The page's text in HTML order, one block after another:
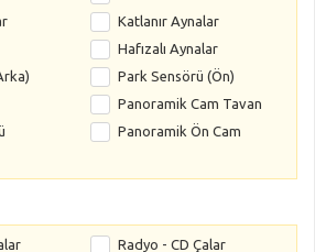
Katlanır Aynalar
Hafızalı Aynalar
Park Sensörü (Ön)
Panoramik Cam Tavan
Panoramik Ön Cam
Radyo - CD Çalar